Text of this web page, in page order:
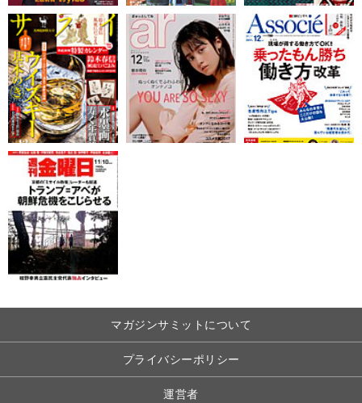
マガジンサミットについて
プライバシーポリシー
運営者